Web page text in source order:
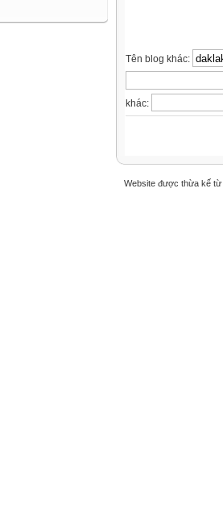
Tên blog khác:
khác:
Website được thừa kế từ